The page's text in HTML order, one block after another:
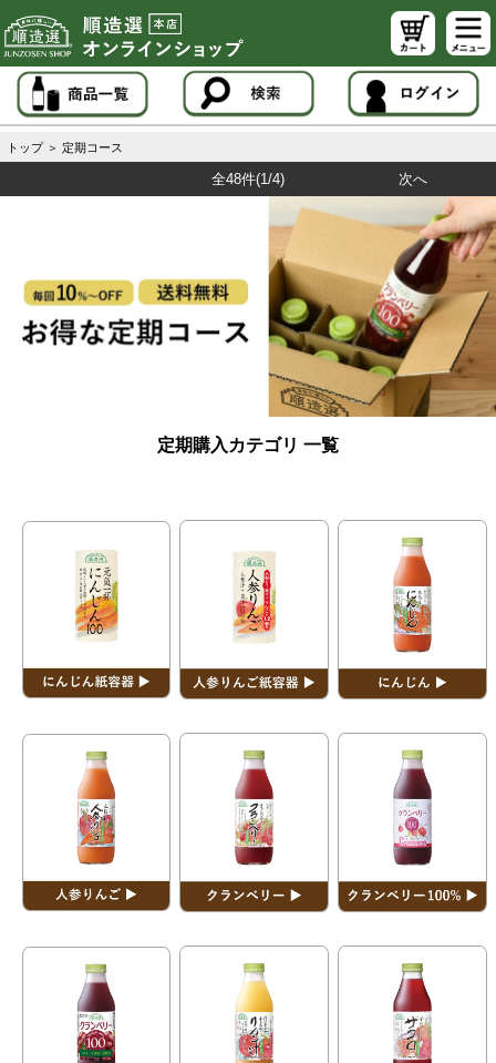
トップ ＞ 定期コース
全48件(1/4) 次へ